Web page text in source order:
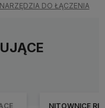
NARZĘDZIA DO ŁĄCZENIA
NITOWNICE